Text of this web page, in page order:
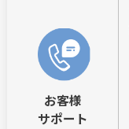
お客様
サポート